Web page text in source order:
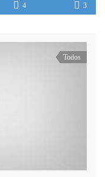
4 3
Todos